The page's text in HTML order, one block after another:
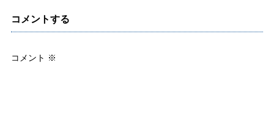
コメントする
コメント ※